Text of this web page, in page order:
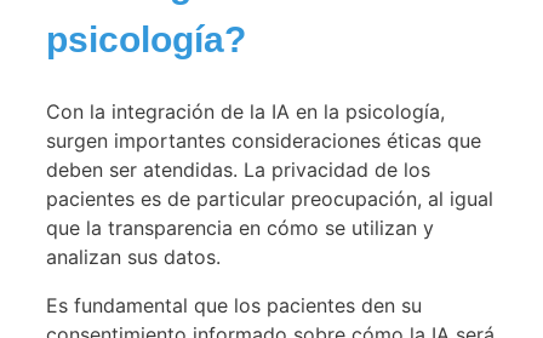
psicología?
Con la integración de la IA en la psicología,
surgen importantes consideraciones éticas que
deben ser atendidas. La privacidad de los
pacientes es de particular preocupación, al igual
que la transparencia en cómo se utilizan y
analizan sus datos.
Es fundamental que los pacientes den su